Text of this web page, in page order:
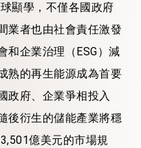
顯學，不僅各國政府
業者也由社會責任激發
和企業治理（ESG）減
熟的再生能源成為首要
政府、企業爭相投入
後衍生的儲能產業將穩
億美元的市場規